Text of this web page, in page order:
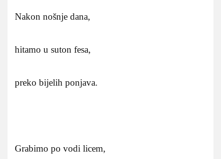
Nakon nošnje dana,
hitamo u suton fesa,
preko bijelih ponjava.
Grabimo po vodi licem,